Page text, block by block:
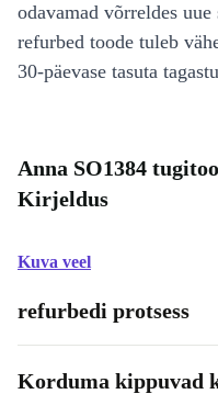
odavamad võrreldes uue
refurbed toode tuleb
30-päevase tasuta
Anna SO1384
Kirjeldus
Kuva veel
refurbedi protsess
Korduma kippuvad